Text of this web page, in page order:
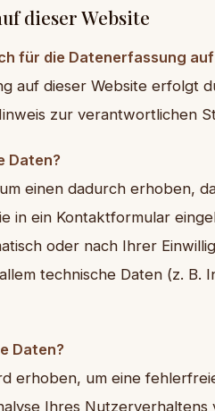
dieser Website
für die Datenerfassung auf
auf dieser Website erfolgt
zur verantwortlichen
Daten?
einen dadurch erhoben,
in ein Kontaktformular
oder nach Ihrer
technische Daten (z.
Daten?
erhoben, um eine
Ihres